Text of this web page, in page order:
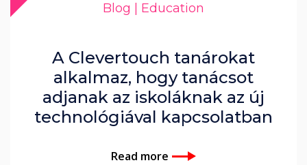
Blog | Education
A Clevertouch tanárokat
alkalmaz, hogy tanácsot
adjanak az iskoláknak az új
technológiával kapcsolatban
Read more